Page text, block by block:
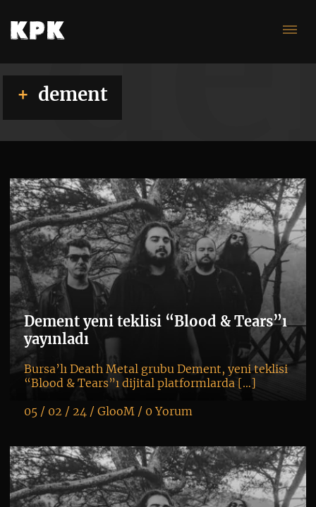
dement
Dement yeni teklisi “Blood & Tears”ı
yayınladı
Bursa’lı Death Metal grubu Dement, yeni teklisi
“Blood & Tears”ı dijital platformlarda […]
05 / 02 / 24 / GlooM/ 0 Yorum